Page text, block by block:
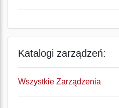
Katalogi zarządzeń:
Wszystkie Zarządzenia